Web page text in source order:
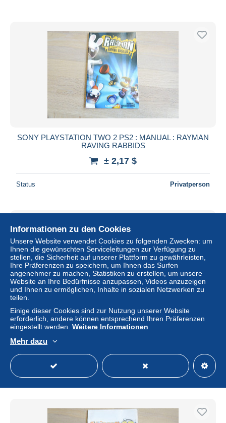
SONY PLAYSTATION TWO 2 PS2 : MANUAL : RAYMAN
RAVING RABBIDS
± 2,17 $
Status Privatperson
SONY PLAYSTATION TWO 2 PS2 : MANUAL : PIRATES
Privatperson
Informationen zu den Cookies
Unsere Website verwendet Cookies zu folgenden Zwecken: um
Ihnen die gewünschten Serviceleitungen zur Verfügung zu
stellen, die Sicherheit auf unserer Plattform zu gewährleisten,
Ihre Präferenzen zu speichern, um Ihnen das Surfen
angenehmer zu machen, Statistiken zu erstellen, um unsere
Website an Ihre Bedürfnisse anzupassen, Videos anzuzeigen
und Ihnen zu ermöglichen, Inhalte in sozialen Netzwerken zu
teilen.
Einige dieser Cookies sind zur Nutzung unserer Website
erforderlich, andere können entsprechend Ihren Präferenzen
eingestellt werden. Weitere Informationen
Mehr dazu